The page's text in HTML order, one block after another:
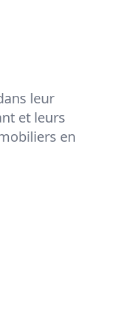
leur
et leurs
en